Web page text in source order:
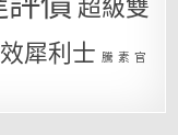
犀利士 騰 素 官